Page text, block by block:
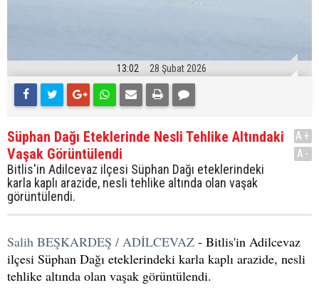
13:02 28 Şubat 2026
Süphan Dağı Eteklerinde Nesli Tehlike Altındaki
Vaşak Görüntülendi
Bitlis'in Adilcevaz ilçesi Süphan Dağı eteklerindeki
karla kaplı arazide, nesli tehlike altında olan vaşak
görüntülendi.
A+
A-
Salih BEŞKARDEŞ / ADİLCEVAZ - Bitlis'in Adilcevaz
ilçesi Süphan Dağı eteklerindeki karla kaplı arazide, nesli
tehlike altında olan vaşak görüntülendi.